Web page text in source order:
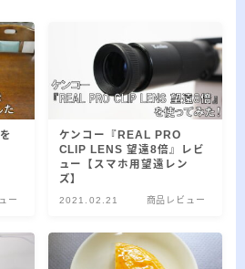
公園」春の野鳥観察 ～2026年3
然公園」で野鳥観察 ～2026年3
草公園」草焼き後の野鳥観察 ～
「川島町の白鳥」初撮り
ー
ケンコー『REAL PRO
CLIP LENS 望遠8倍』レビ
ュー【スマホ用望遠レン
ズ】
2021.02.21 商品レビュー